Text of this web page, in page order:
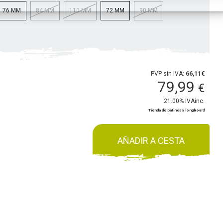
76 MM 84 MM 110 MM 72 MM 90 MM
PVP sin IVA: 66,11€
79,99 €
21.00% IVAinc.
Tienda de patines y longboard
AÑADIR A CESTA